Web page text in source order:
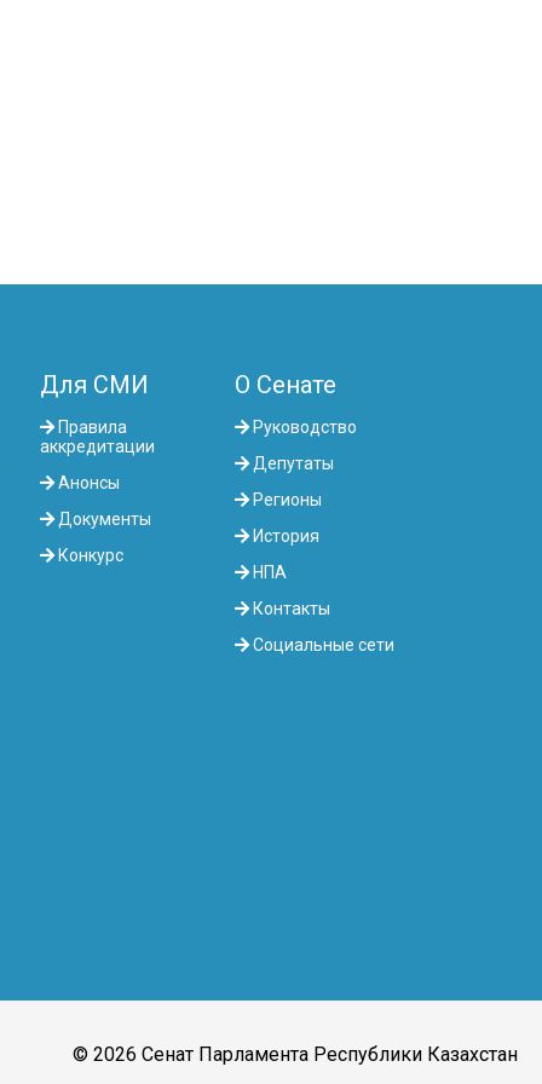
Для СМИ
Правила
аккредитации
Анонсы
Документы
Конкурс
О Сенате
Руководство
Депутаты
Регионы
История
НПА
Контакты
Социальные сети
© 2026 Сенат Парламента Республики Казахстан